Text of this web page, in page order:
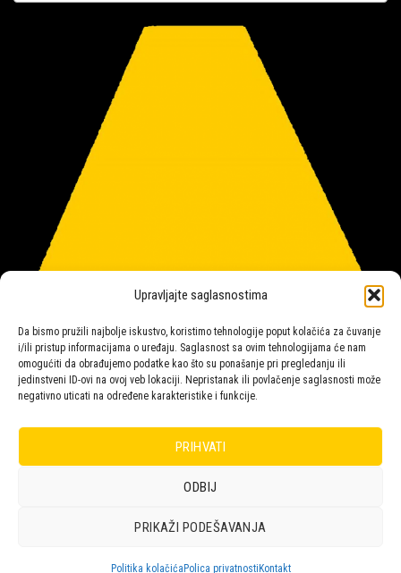
Upravljajte saglasnostima
Da bismo pružili najbolje iskustvo, koristimo tehnologije poput kolačića za čuvanje
i/ili pristup informacijama o uređaju. Saglasnost sa ovim tehnologijama će nam
omogućiti da obrađujemo podatke kao što su ponašanje pri pregledanju ili
jedinstveni ID-ovi na ovoj veb lokaciji. Nepristanak ili povlačenje saglasnosti može
negativno uticati na određene karakteristike i funkcije.
PRIHVATI
ODBIJ
PRIKAŽI PODEŠAVANJA
Politika kolačića Polica privatnosti Kontakt